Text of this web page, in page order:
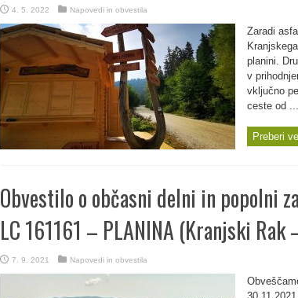
4. 5. 2022 Napovedi in obvestila
Zaradi
planini.
v
vključno
ceste od ...
Preberi
Obvestilo o občasni delni in popolni
LC 161161 – PLANINA (Kranjski Rak
7. 9. 2021 Napovedi in obvestila